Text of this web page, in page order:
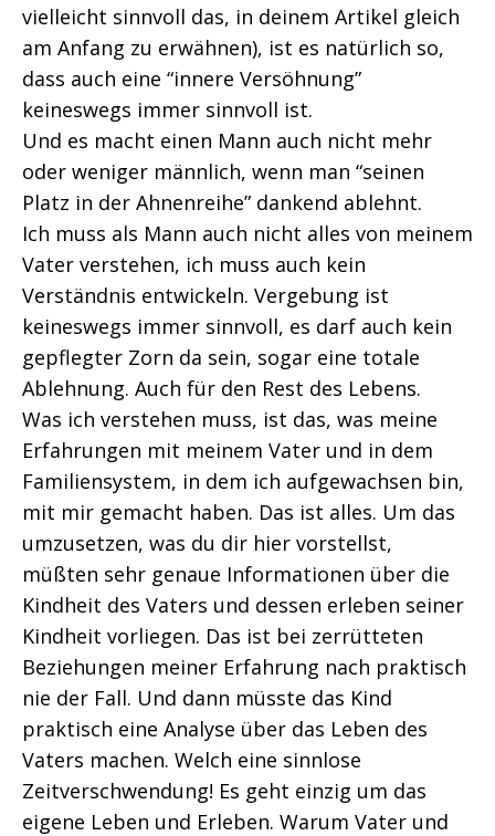
vielleicht sinnvoll das, in deinem Artikel gleich
am Anfang zu erwähnen), ist es natürlich so,
dass auch eine “innere Versöhnung”
keineswegs immer sinnvoll ist.
Und es macht einen Mann auch nicht mehr
oder weniger männlich, wenn man “seinen
Platz in der Ahnenreihe” dankend ablehnt.
Ich muss als Mann auch nicht alles von meinem
Vater verstehen, ich muss auch kein
Verständnis entwickeln. Vergebung ist
keineswegs immer sinnvoll, es darf auch kein
gepflegter Zorn da sein, sogar eine totale
Ablehnung. Auch für den Rest des Lebens.
Was ich verstehen muss, ist das, was meine
Erfahrungen mit meinem Vater und in dem
Familiensystem, in dem ich aufgewachsen bin,
mit mir gemacht haben. Das ist alles. Um das
umzusetzen, was du dir hier vorstellst,
müßten sehr genaue Informationen über die
Kindheit des Vaters und dessen erleben seiner
Kindheit vorliegen. Das ist bei zerrütteten
Beziehungen meiner Erfahrung nach praktisch
nie der Fall. Und dann müsste das Kind
praktisch eine Analyse über das Leben des
Vaters machen. Welch eine sinnlose
Zeitverschwendung! Es geht einzig um das
eigene Leben und Erleben. Warum Vater und